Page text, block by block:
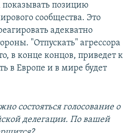
позицию
сообщества. Это
адекватно
"Отпускать" агрессора
в конце концов, приведет к
в Европе и в мире будет
состояться голосование о
делегации. По вашей